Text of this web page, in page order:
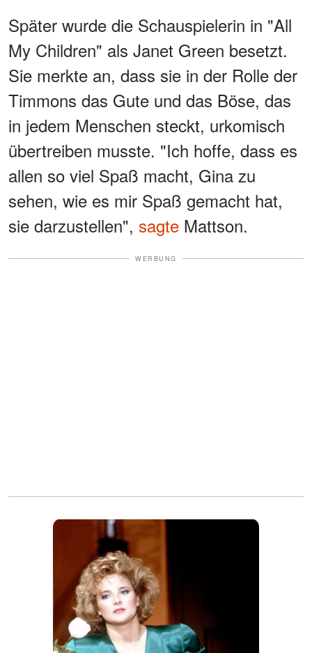
Später wurde die Schauspielerin in "All
My Children" als Janet Green besetzt.
Sie merkte an, dass sie in der Rolle der
Timmons das Gute und das Böse, das
in jedem Menschen steckt, urkomisch
übertreiben musste. "Ich hoffe, dass es
allen so viel Spaß macht, Gina zu
sehen, wie es mir Spaß gemacht hat,
sie darzustellen", sagte Mattson.
WERBUNG